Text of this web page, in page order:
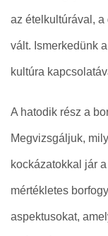
az ételkultúrával,
vált. Ismerkedünk
kultúra
A hatodik rész a
Megvizsgáljuk,
kockázatokkal jár
mértékletes
aspektusokat,